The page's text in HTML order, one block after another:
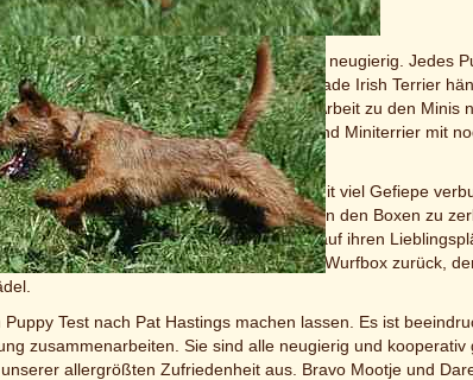
altersgerecht frech, rauflustig und neugierig. Jedes
oder sogar Staubsauger eine Schwade Irish Terrier
wenn man sich dann nach getaner Arbeit zu den Minis
dann liebt man sie um so mehr - sie sind Miniterrier mit
Die erste Ausfahrt ist wie jedesmal mit viel Gefiepe
erhaschen oder beginnen, die Decken in den Boxen zu
schlafen sie dann tief und fest auf ihren
ziehen sich mit einem Spielzeug in die Wurfbox zurück,
Test nach Pat Hastings machen lassen. Es ist
zusammenarbeiten. Sie sind alle neugierig und kooperativ
allergrößten Zufriedenheit aus. Bravo Mootje und